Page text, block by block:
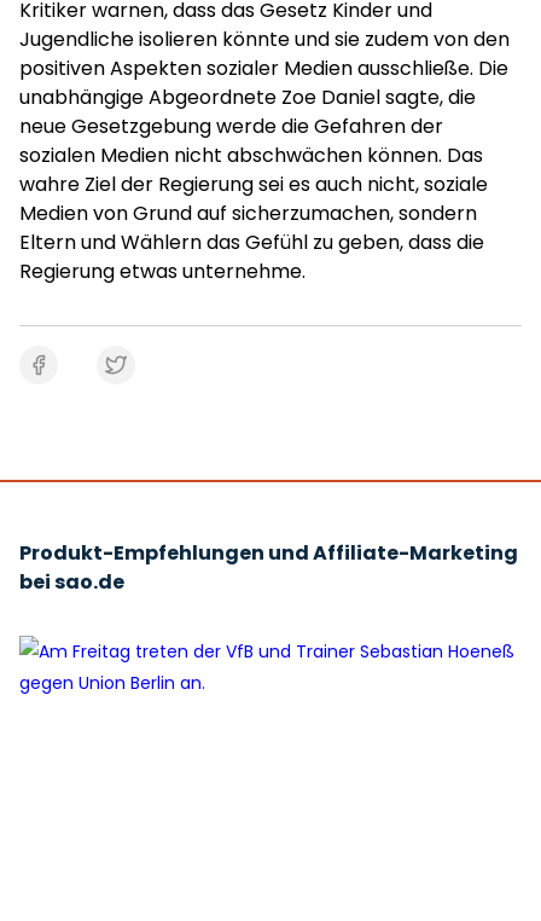
Kritiker warnen, dass das Gesetz Kinder und
Jugendliche isolieren könnte und sie zudem von den
positiven Aspekten sozialer Medien ausschließe. Die
unabhängige Abgeordnete Zoe Daniel sagte, die
neue Gesetzgebung werde die Gefahren der
sozialen Medien nicht abschwächen können. Das
wahre Ziel der Regierung sei es auch nicht, soziale
Medien von Grund auf sicherzumachen, sondern
Eltern und Wählern das Gefühl zu geben, dass die
Regierung etwas unternehme.
Produkt-Empfehlungen und Affiliate-Marketing
bei sao.de